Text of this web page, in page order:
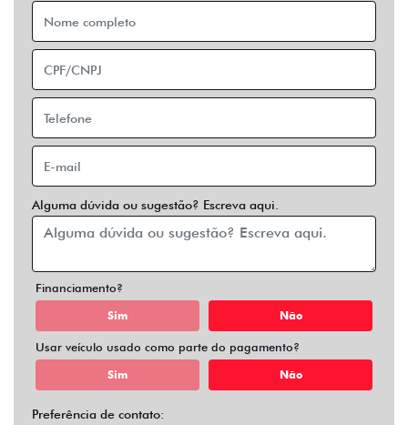
Alguma dúvida ou sugestão? Escreva aqui.
Financiamento?
Sim Não
Usar veículo usado como parte do pagamento?
Sim Não
Preferência de contato: